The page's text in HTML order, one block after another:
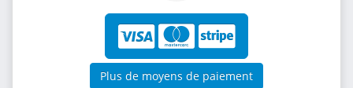
Plus de moyens de paiement